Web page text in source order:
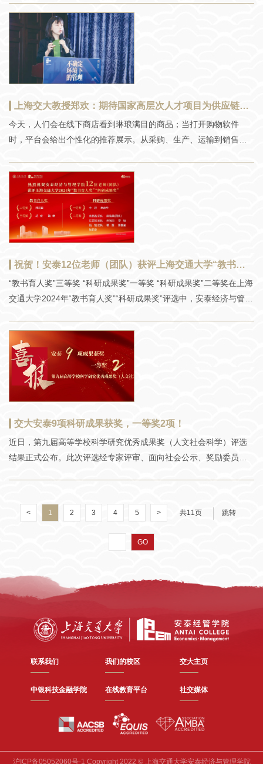
题项目主持人简介吴文锋，上海交通大学安泰经济与管理学院金融
学教授，教育部人才项目相关奖励计划获得者，现任上海交通大学
文科建设处（智库中心、智慧人文社科中心）处长。2012年获国家
高层次人才项目支持。国家一流专业金融学建设点和国
的国家自然科学基金重大项目“数据驱动的医疗政策与医院资源协同”
获批立项。这是我院2023年首次获自然科学基金重大项目立项后再
次获批重大项目立项。本项目旨在研究数据驱动的医疗政策与医院
运营协同，特别是利用医疗大数据和智能数据处理的国家宏观政策
与医院微观运营之间的相互影响及其机制、多主体医疗资源协同管
系统提供理论基础与方法体系，为我国医疗服务系统的高质量协同
发展提供科学支撑。国家自然科学基金重大项目旨在面向科学前沿
和国家经济、社会、科技发展及国家安全的重大需求中的重大科学
撑与引领作用，提升我国基础研究源头创新能力。 国家自然科学基
金重大项目主持人简介万国华现任上海交通大学特聘教授，主要研
究兴趣为制造与医疗服务运营管理、大数据分析及应用。主持了国
家高层次人才项目、国家自然科学基金重点、重点国际（地
上海交大教授郑欢：期待国家高层次人才项目为供应链添“柔性”
今天，人们会在线下商店看到琳琅满目的商品；当打开购物软件
时，平台会给出个性化的推荐展示。从采购、生产、运输到销售、
后，实际上有大量的建模分析和优化支撑。近年来，管理科学与工
程领域的学者正在越来越多地运用数据驱动和优化的理论与方法辅
助企业的管理决策，围绕企业如何有效匹配供给和需求这个关键问
题，发展出一系列供应链管理和运营管理理论。上海交通大学安泰
经济与管理学院教授郑欢就是其中之一。多年来，郑欢带领科研团
在管理科学理论框架下开展研究。2023年，郑欢获得国家高层次人
才项目资助。“这是对我之前工作的总结与肯定，也为我接下来几年
的研究工作提供了充分的支持。”接受《中国科学报》采访时，她表
应链管理的发展，力争用基础研究成果帮助企业提高实际运营效
率。”“当打之年”获资助自2007年博士毕业至今，郑欢一直从事供应
链与运营管理方面的研究。多年来，她带领团队在相关领域的高水
平期刊上发表了多篇关于供应链柔性管理和资源有效配置的论文。
祝贺！安泰12位老师（团队）获评上海交通大学“教书育人奖”“科研成果奖”
“教书育人奖”三等奖 “科研成果奖”一等奖 “科研成果奖”二等奖在上海
交通大学2024年“教书育人奖”“科研成果奖”评选中，安泰经济与管理
评“教书育人奖”三等奖，李垣教授、朱庆华教授获评“科研成果奖”一
等奖，高晶晶助理研究员团队、顾海英教授（团队）、江志斌教授
团队、井润田教授、李垣教授、陆铭教授团队、瞿茜教授、曾赛星
教授、张新安教授获评“科研成果奖”二等奖。（以姓氏拼音首字母为
序）井润田“教书育人奖”二等奖“科研成果奖”二等奖 组织管理系 | 教
到教研相长，通过将研究成果引入课堂来增加教学内容的新颖性和
理论剖析的深入性，提升学生的问题分析能力和对理论内涵的深刻
理解。同时，他重视理论与实践的衔接，帮助学生摆脱“短期功利导
意义来引导和培养学生成长。获奖课题：组织变革管理：融合东西
复杂组织变革问题的管理
交大安泰9项科研成果获奖，一等奖2项！
近日，第九届高等学校科学研究优秀成果奖（人文社会科学）评选
结果正式公布。此次评选经专家评审、面向社会公示、奖励委员会
奖，包括一等奖2项，二等奖4项，三等奖2项，青年成果奖1项。高
等学校科学研究优秀成果奖（人文社会科学）由教育部组织评选，
旨在表彰奖励高校哲学社会科学工作者取得的突出成绩，展示高校
社科界服务党和国家事业发展的重大理论与实践成果，推动高校加
评选一次，至今已成功评选了九届，目前是国内高校人文社会科学
研究的最高奖，具有公认的影响力和代表性。安泰经济与管理学院
也是对学院整体学科建设水平的肯定，将鼓舞学院朝着建设成为扎
根中国的世界级商学院不断迈进。安泰经济与管理学院获奖成果名
单（按获奖等级、姓名首字母排序）著作论文奖 青年成果奖
< 1 2 3 4 5 > 共11页 跳转
GO
联系我们 我们的校区 交大主页
中银科技金融学院 在线教育平台 社交媒体
沪ICP备05052060号-1 Copyright 2022 © 上海交通大学安泰经济与管理学院